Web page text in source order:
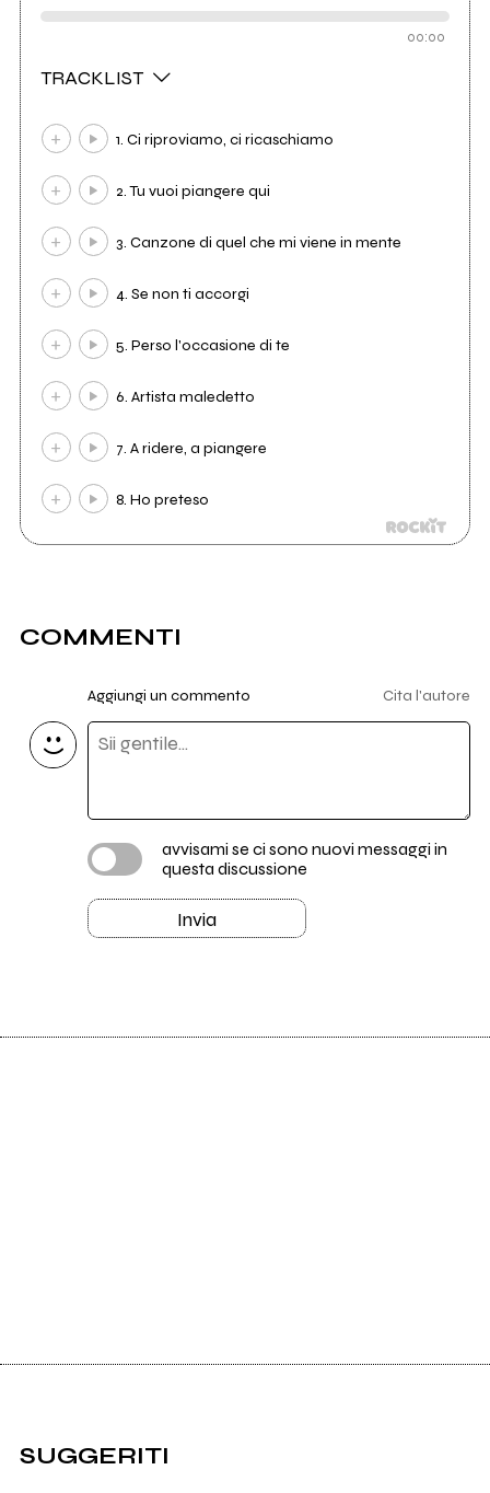
00:00
TRACKLIST
1. Ci riproviamo, ci ricaschiamo
2. Tu vuoi piangere qui
3. Canzone di quel che mi viene in mente
4. Se non ti accorgi
5. Perso l'occasione di te
6. Artista maledetto
7. A ridere, a piangere
8. Ho preteso
COMMENTI
Aggiungi un commento Cita l'autore
avvisami se ci sono nuovi messaggi in
questa discussione
Invia
SUGGERITI